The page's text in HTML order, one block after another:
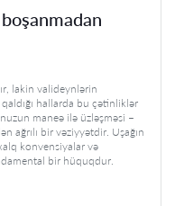
lakin valideynlərin
hallarda bu çətinliklər
maneə ilə üzləşməsi –
ağrılı bir vəziyyətdir. Uşağın
konvensiyalar və
bir hüquqdur.